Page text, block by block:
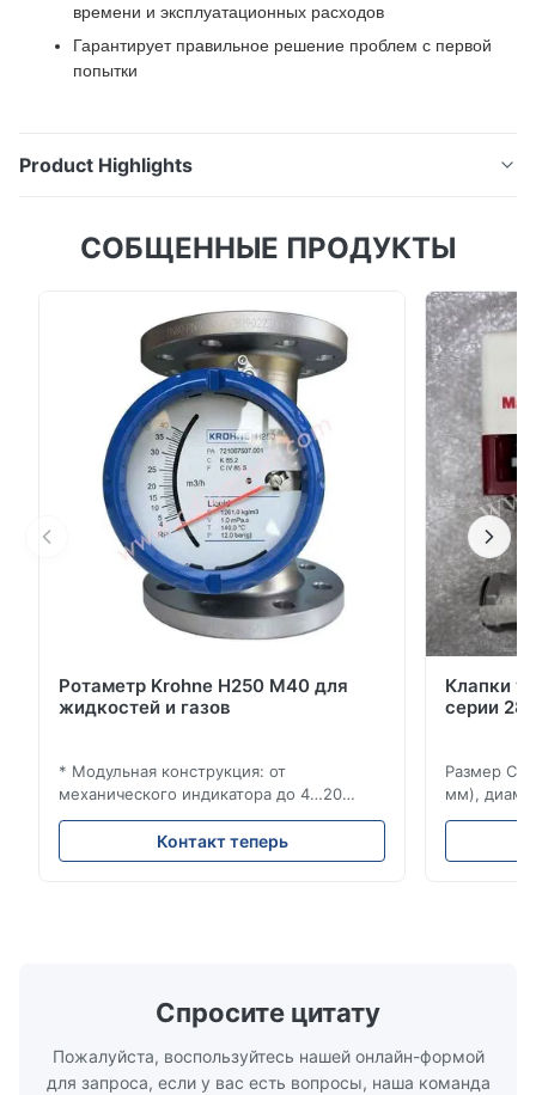
времени и эксплуатационных расходов
Гарантирует правильное решение проблем с первой
попытки
Product Highlights
коммуникатор устройств Обзор продукта
портативных устройств Emerson, включая
современные возможности мобильных устройств,
отвечающие современным ожиданиям
пользователей. Этот передовой инструмент
позволяет техниче...
СОБЩЕННЫЕ ПРОДУКТЫ
Ротаметр Krohne H250 M40 для
жидкостей и газов
* Модульная конструкция: от
механического индикатора до 4…20
мА/HART®7, FF, Profibus-PA и
суммирующий счетчик * Любое
монтажное положение: вертикальное,
Контакт теперь
Клапки
серии
Размер
мм),
(15–20 мм)
ANSI
Спросите цитату
Пожалуйста, воспользуйтесь нашей онлайн-формой
для запроса, если у вас есть вопросы, наша команда